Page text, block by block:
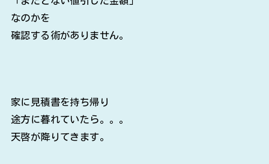
なのかを
確認する術がありません。
家に見積書を持ち帰り
途方に暮れていたら。。。
天啓が降りてきます。